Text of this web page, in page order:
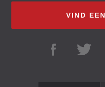
VIND